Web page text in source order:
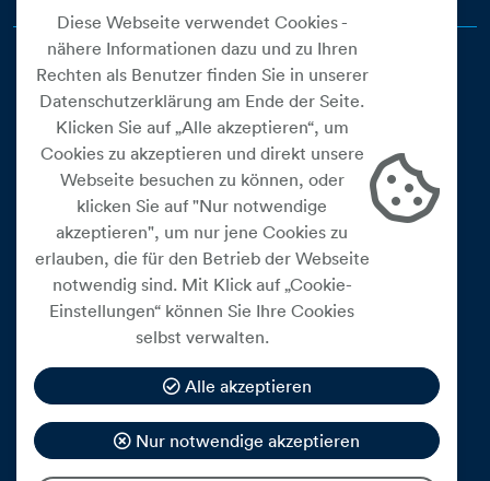
Cookie Einstellungen
Datenschutz
Impressum
Widerrufsbelehrung
Medienfreiheitsgesetz
Barrierefreiheitserklärung
Hinweisgeberschutz
Mein Konto
Diese Webseite verwendet Cookies -
nähere Informationen dazu und zu Ihren
Rechten als Benutzer finden Sie in unserer
Datenschutzerklärung am Ende der Seite.
Klicken Sie auf „Alle akzeptieren“, um
Cookies zu akzeptieren und direkt unsere
Webseite besuchen zu können, oder
klicken Sie auf "Nur notwendige
akzeptieren", um nur jene Cookies zu
erlauben, die für den Betrieb der Webseite
notwendig sind. Mit Klick auf „Cookie-
Einstellungen“ können Sie Ihre Cookies
selbst verwalten.
Alle akzeptieren
Nur notwendige akzeptieren